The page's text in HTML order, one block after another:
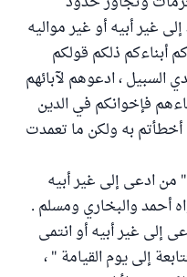
غير أبيه أو غير مواليه
أبناءكم ذلكم قولكم
السبيل ، ادعوهم لآبائهم
فإخوانكم في الدين
به ولكن ما تعمدت
من ادعى إلى غير أبيه
أحمد والبخاري ومسلم .
إلى غير أبيه أو انتمى
إلى يوم القيامة " ،